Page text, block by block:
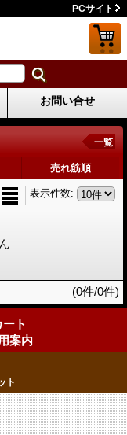
PCサイト
お問い合せ
一覧
売れ筋順
表示件数:
(0件/0件)
ト
案内
ト